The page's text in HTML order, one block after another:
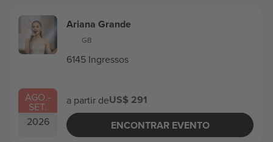
AGO.-
SET.
2026
Ariana Grande
GB
6145 Ingressos
a partir deUS$ 291
ENCONTRAR EVENTO